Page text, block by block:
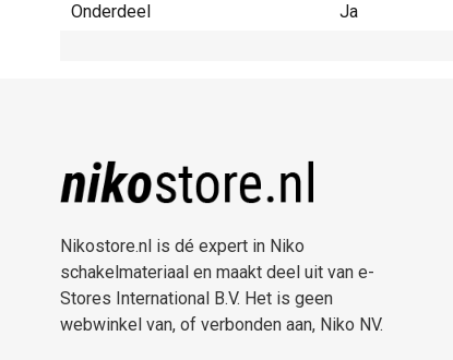
Onderdeel
Ja
Nikostore.nl is dé expert in Niko
schakelmateriaal en maakt deel uit van e-
Stores International B.V. Het is geen
webwinkel van, of verbonden aan, Niko NV.